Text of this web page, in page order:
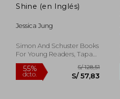
Shine (en Inglés)
Jessica Jung
Simon And Schuster Books
For Young Readers, Tapa
Blanda, Nuevo